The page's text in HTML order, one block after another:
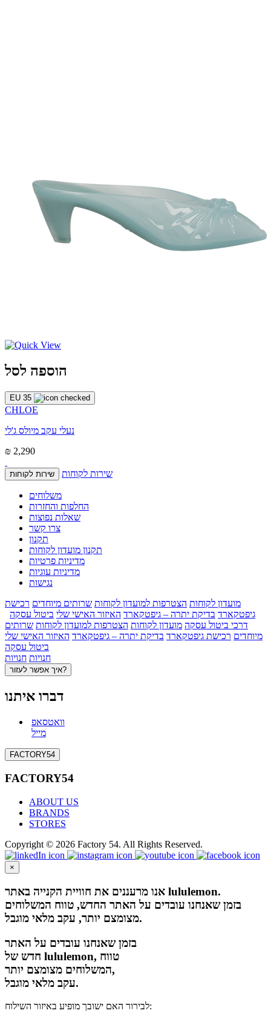
הוספה לסל
EU 35
CHLOE
נעלי עקב מיולס ג'לי
₪ 2,290
שירות לקוחות שירות לקוחות
משלוחים
החלפות והחזרות
שאלות נפוצות
צרו קשר
תקנון
תקנון מועדון לקוחות
מדיניות פרטיות
מדיניות עוגיות
נגישות
מועדון לקוחות הצטרפות למועדון לקוחות שרותים מיוחדים רכישת
גיפטקארד בדיקת יתרה – גיפטקארד האיזור האישי שלי ביטול עסקה
דרכי ביטול עסקה מועדון לקוחות הצטרפות למועדון לקוחות שרותים
מיוחדים רכישת גיפטקארד בדיקת יתרה – גיפטקארד האיזור האישי שלי
ביטול עסקה
חנויות חנויות
איך אפשר לעזור?
דברו איתנו
וואטסאפ
מייל
FACTORY54
FACTORY54
ABOUT US
BRANDS
STORES
Copyright © 2026 Factory 54. All Rights Reserved.
×
אנו מרעננים את חוויית הקנייה באתר lululemon.
בזמן שאנחנו עובדים על האתר החדש, טווח המשלוחים
מצומצם יותר, עקב מלאי מוגבל.
בזמן שאנחנו עובדים על האתר
חדש של lululemon, טווח
המשלוחים מצומצם יותר,
עקב מלאי מוגבל.
לבירור האם ישובך מופיע באיזור השילוח: